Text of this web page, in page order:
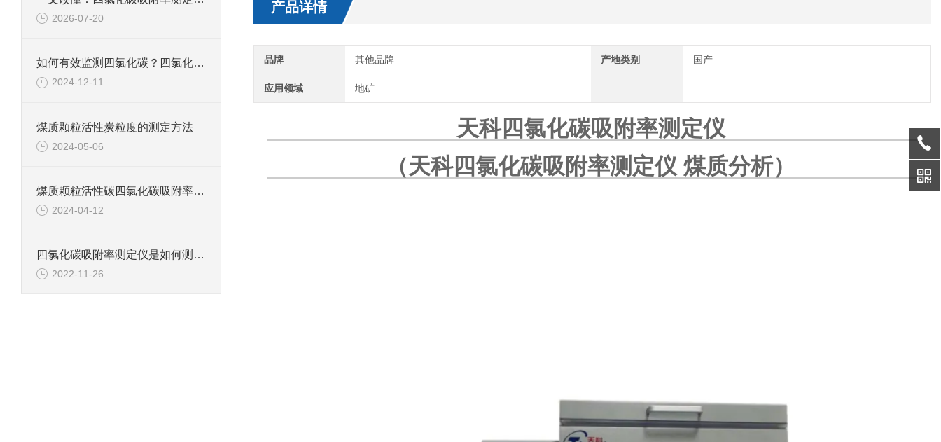
产品详情
品牌 其他品牌 产地类别 国产
应用领域 地矿
天科四氯化碳吸附率测定仪
（天科四氯化碳吸附率测定仪 煤质分析）
2026-07-20
如何有效监测四氯化碳？四氯化碳吸附率测定仪解析
2024-12-11
煤质颗粒活性炭粒度的测定方法
2024-05-06
煤质颗粒活性碳四氯化碳吸附率的测定方法
2024-04-12
四氯化碳吸附率测定仪是如何测定煤中四氯化碳的吸附率?
2022-11-26